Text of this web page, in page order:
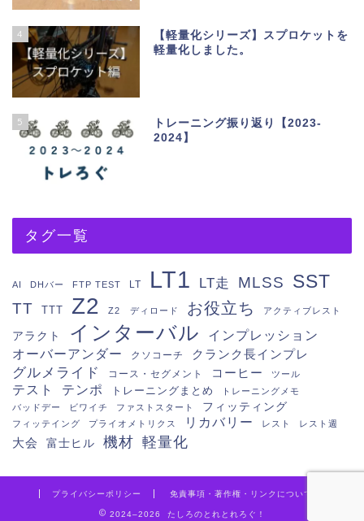
4
【軽量化シリーズ】スプロケットを
軽量化しました。
5
トレーニング振り返り【2023-
2024】
タグ一覧
AI DHバー FTP TEST LT LT1 LT走 MLSS SST
TT TTT Z2 Z2 ディロード お役立ち アクティブレスト
アラクト インターバル
インプレッション
オーバーアンダー
クソコーチ クランク長インプレ
グルメライド コース・セグメント コーヒー ツール
テスト テンポ トレーニングまとめ
トレーニングメモ
バッドデー
ビワイチ ファストスタート フィッティング
フィッテイング プライオメトリクス リカバリー レスト レスト週
大会 富士ヒル 機材 軽量化
プライバシーポリシー 免責事項・著作権・リンクについて
2024–2026 たしろのとれとれろぐ！